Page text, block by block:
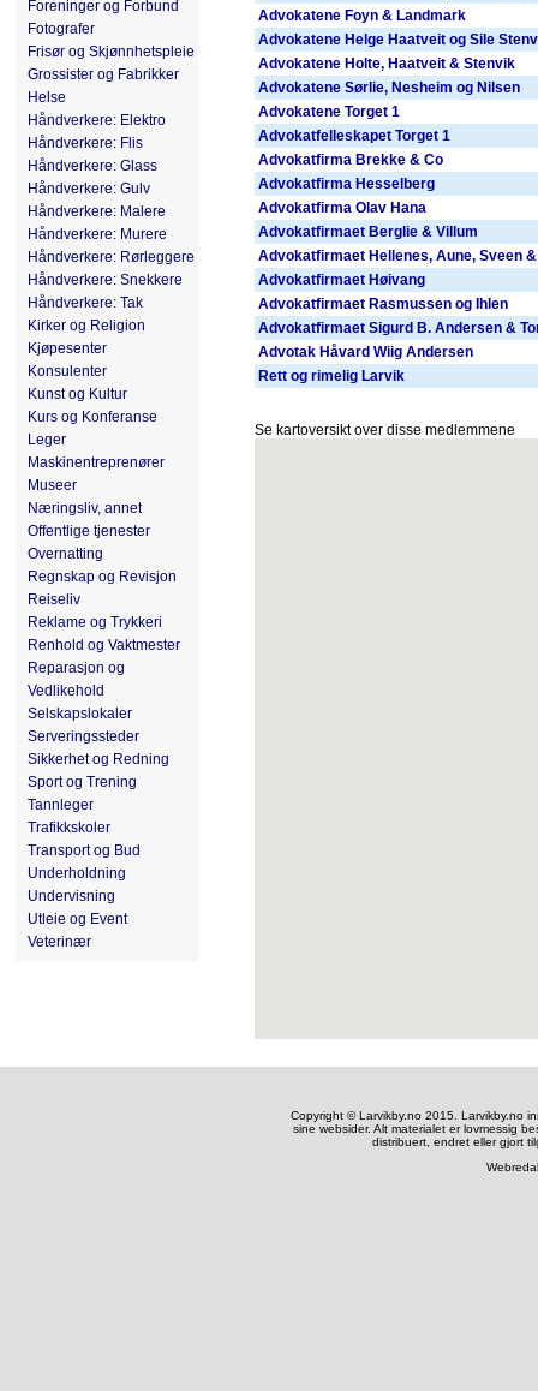
Foreninger og Forbund
Fotografer
Frisør og Skjønnhetspleie
Grossister og Fabrikker
Helse
Håndverkere: Elektro
Håndverkere: Flis
Håndverkere: Glass
Håndverkere: Gulv
Håndverkere: Malere
Håndverkere: Murere
Håndverkere: Rørleggere
Håndverkere: Snekkere
Håndverkere: Tak
Kirker og Religion
Kjøpesenter
Konsulenter
Kunst og Kultur
Kurs og Konferanse
Leger
Maskinentreprenører
Museer
Næringsliv, annet
Offentlige tjenester
Overnatting
Regnskap og Revisjon
Reiseliv
Reklame og Trykkeri
Renhold og Vaktmester
Reparasjon og
Vedlikehold
Selskapslokaler
Serveringssteder
Sikkerhet og Redning
Sport og Trening
Tannleger
Trafikkskoler
Transport og Bud
Underholdning
Undervisning
Utleie og Event
Veterinær
Advokatene Foyn & Landmark
Advokatene Helge Haatveit og Sile
Advokatene Holte, Haatveit & Stenvik
Advokatene Sørlie, Nesheim og Nilsen
Advokatene Torget 1
Advokatfelleskapet Torget 1
Advokatfirma Brekke & Co
Advokatfirma Hesselberg
Advokatfirma Olav Hana
Advokatfirmaet Berglie & Villum
Advokatfirmaet Hellenes, Aune, Sveen
Advokatfirmaet Høivang
Advokatfirmaet Rasmussen og Ihlen
Advokatfirmaet Sigurd B. Andersen &
Advotak Håvard Wiig Andersen
Rett og rimelig Larvik
Se kartoversikt over disse medlemmene
Copyright © Larvikby.no 2015. Larvikby.no
sine websider. Alt materialet er lovmessig
distribuert, endret eller gjort